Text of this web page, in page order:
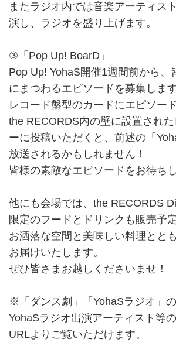
またラジオ内では音楽アーティス
演し、ラジオを盛り上げます。
③「Pop Up! BoarD」
Pop Up! YohaS開催1週間前から、
にまつわるエピソードを募集します
レコード盤型のカードにエピソー
the RECORDS内の壁に設置され
ーに投稿いただくと、前述の「
放送されるかもしれません！
皆様の素敵なエピソードをお待ち
他にも会場では、the RECORDS
限定のフードとドリンクも販売予定
お洒落な空間と美味しい料理とと
お届けいたします。
ぜひ皆さまお越しくださいませ！
※「ダンス劇」「YohaSラジオ」の
YohaSラジオ出演アーティスト等
URLよりご覧いただけます。